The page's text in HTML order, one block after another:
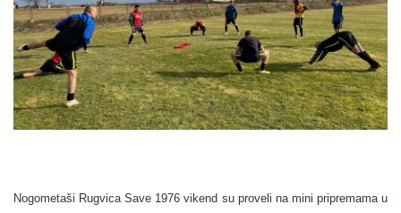
Nogometaši Rugvica Save 1976 vikend su proveli na mini pripremama u